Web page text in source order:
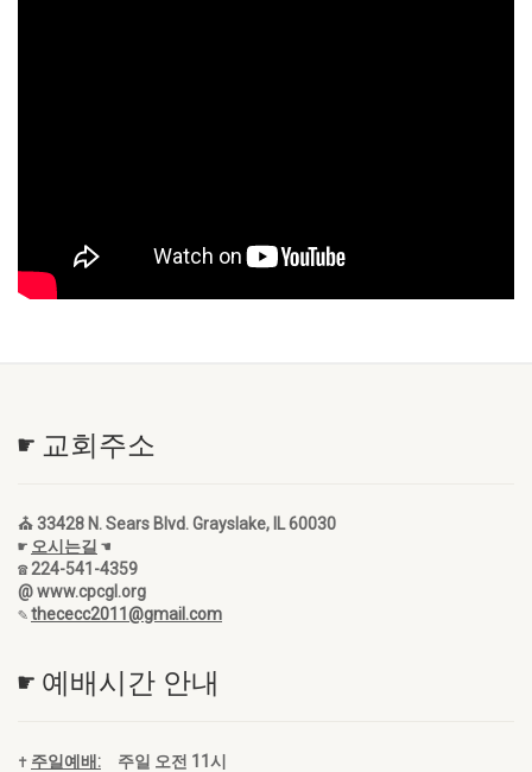
☛ 교회주소
⛪ 33428 N. Sears Blvd. Grayslake, IL 60030
☛ 오시는길 ☚
☎ 224-541-4359
@ www.cpcgl.org
✎thececc2011@gmail.com
☛ 예배시간 안내
✝ 주일예배: 주일 오전 11시